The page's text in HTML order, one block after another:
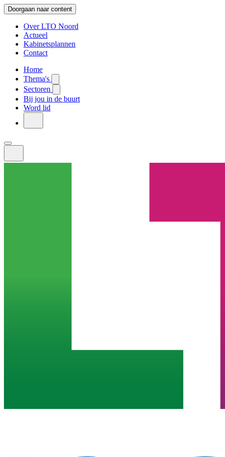
Doorgaan naar content
Over LTO Noord
Actueel
Kabinetsplannen
Contact
Home
Thema's
Sectoren
Bij jou in de buurt
Word lid